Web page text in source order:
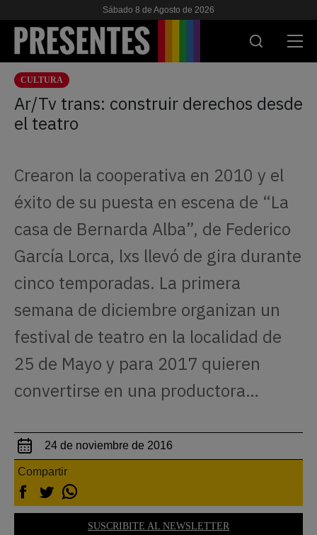
Sábado 8 de Agosto de 2026
ACTUALIDAD
INVESTIGACIONES
ESCUELA
APOYANOS
ES EN
CULTURA
Ar/Tv trans: construir derechos desde
el teatro
Crearon la cooperativa en 2010 y el
éxito de su puesta en escena de “La
casa de Bernarda Alba”, de Federico
García Lorca, lxs llevó de gira durante
cinco temporadas. La primera
semana de diciembre organizan un
festival de teatro en la localidad de
25 de Mayo y para 2017 quieren
convertirse en una productora…
24 de noviembre de 2016
Compartir
SUSCRIBITE AL NEWSLETTER